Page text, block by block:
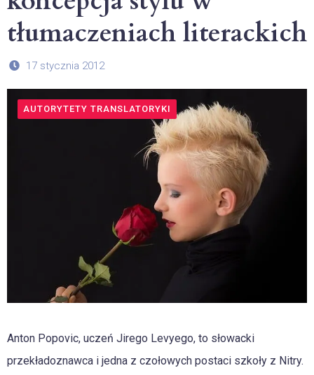
tłumaczeniach literackich
17 stycznia 2012
AUTORYTETY TRANSLATORYKI
Anton Popovic, uczeń Jirego Levyego, to słowacki
przekładoznawca i jedna z czołowych postaci szkoły z Nitry.